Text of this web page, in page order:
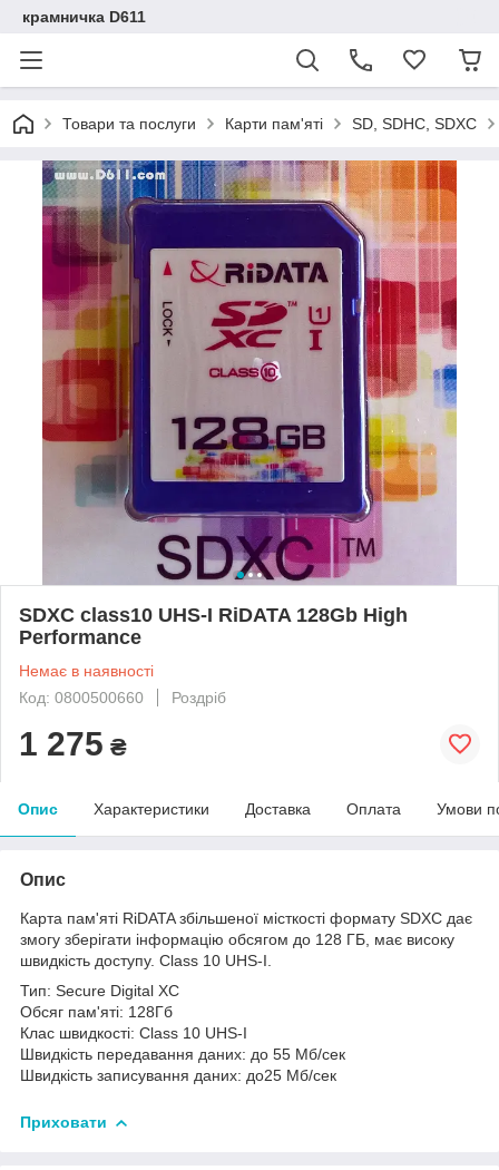
крамничка D611
Товари та послуги Карти пам'яті SD, SDHC, SDXC
SDXC class10 UHS-I RiDATA 128Gb High
Performance
Немає в наявності
Код: 0800500660
Роздріб
1 275 ₴
Опис Характеристики Доставка Оплата Умови
Опис
Карта пам'яті RiDATA збільшеної місткості формату SDXC дає
змогу зберігати інформацію обсягом до 128 ГБ, має високу
швидкість доступу. Class 10 UHS-I.
Тип: Secure Digital XC
Обсяг пам'яті: 128Гб
Клас швидкості: Class 10 UHS-I
Швидкість передавання даних: до 55 Мб/сек
Швидкість записування даних: до25 Мб/сек
Приховати